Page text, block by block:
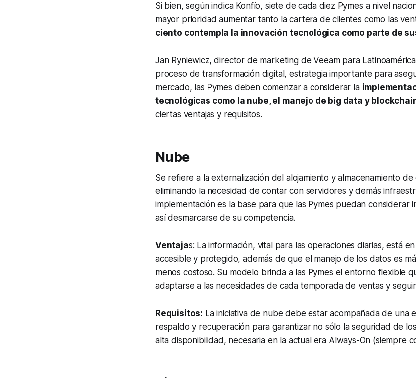
Si bien, según indica Konfío, siete de cada diez Pymes a nivel
mayor prioridad aumentar tanto la cartera de clientes como las
ciento contempla la innovación tecnológica como parte de
Jan Ryniewicz, director de marketingde Veeam para
proceso de transformación digital, estrategia importante para
mercado, las Pymes deben comenzar a considerar la
tecnológicas como la nube, el manejo de big data y blockch
ciertas ventajas y requisitos.
Nube
Se refiere a la externalización del alojamiento y almacenamiento
eliminando la necesidad de contar con servidores y demás
implementación es la base para que las Pymes puedan considerar
así desmarcarse de su competencia.
Ventajas: La información, vital para las operaciones diarias, está
accesible y protegido, además de que el manejo de los datos es
menos costoso. Su modelo brinda a las Pymes el entorno flexible
adaptarse a las necesidades de cada temporada de ventas y
Requisitos: La iniciativa de nube debe estar acompañada de una
respaldo y recuperación para garantizar no sólo la seguridad de
alta disponibilidad, necesaria en la actual era Always-On (siempre